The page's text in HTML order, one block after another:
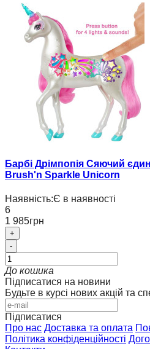
Барбі Дрімпопія Сяючий
Brush'n Sparkle Unicorn
Наявність:Є в наявності
6
1 985грн
+
-
До кошика
Підписатися на новини
Будьте в курсі нових акцій та
Підписатися
Про нас Доставка та оплата
Політика конфіденційності